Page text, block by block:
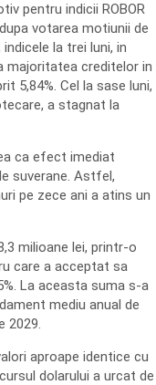
pentru indicii ROBOR
votarea motiunii de
la trei luni, in
majoritatea creditelor in
5,84%. Cel la sase luni,
a stagnat la
ca efect imediat
suverane. Astfel,
pe zece ani a atins un
milioane lei, printr-o
care a acceptat sa
La aceasta suma s-a
mediu anual de
2029.
aproape identice cu
dolarului a urcat de